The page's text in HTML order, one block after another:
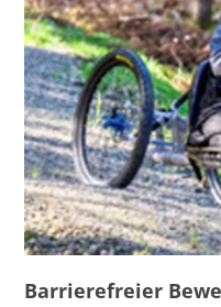
Barrierefreier